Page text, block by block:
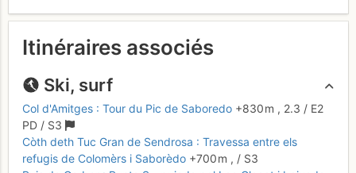
Itinéraires associés
Ski, surf
Col d'Amitges : Tour du Pic de Saboredo +830 m , 2.3 / E2
PD / S3
Còth deth Tuc Gran de Sendrosa : Travessa entre els
refugis de Colomèrs i Saborèdo +700 m , / S3